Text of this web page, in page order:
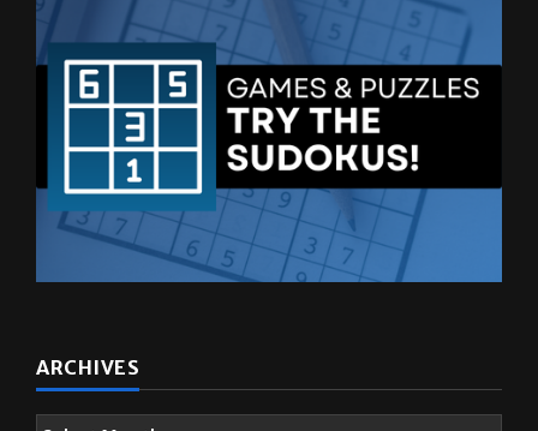
ARCHIVES